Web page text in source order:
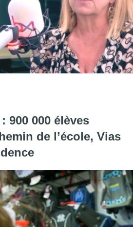
l'article "Annemie Schaus : “Je
900 000 élèves
de l’école, Vias